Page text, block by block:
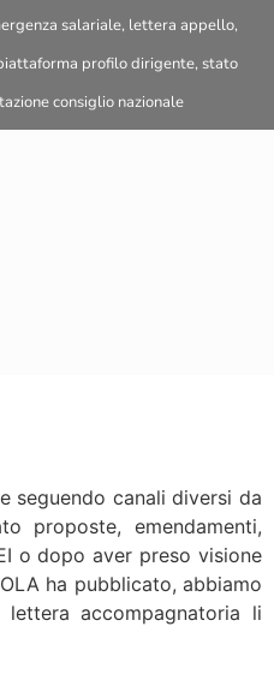
salariale, lettera appello,
profilo dirigente, stato
consiglio nazionale
seguendo canali diversi da
proposte, emendamenti,
o dopo aver preso visione
ha pubblicato, abbiamo
accompagnatoria li